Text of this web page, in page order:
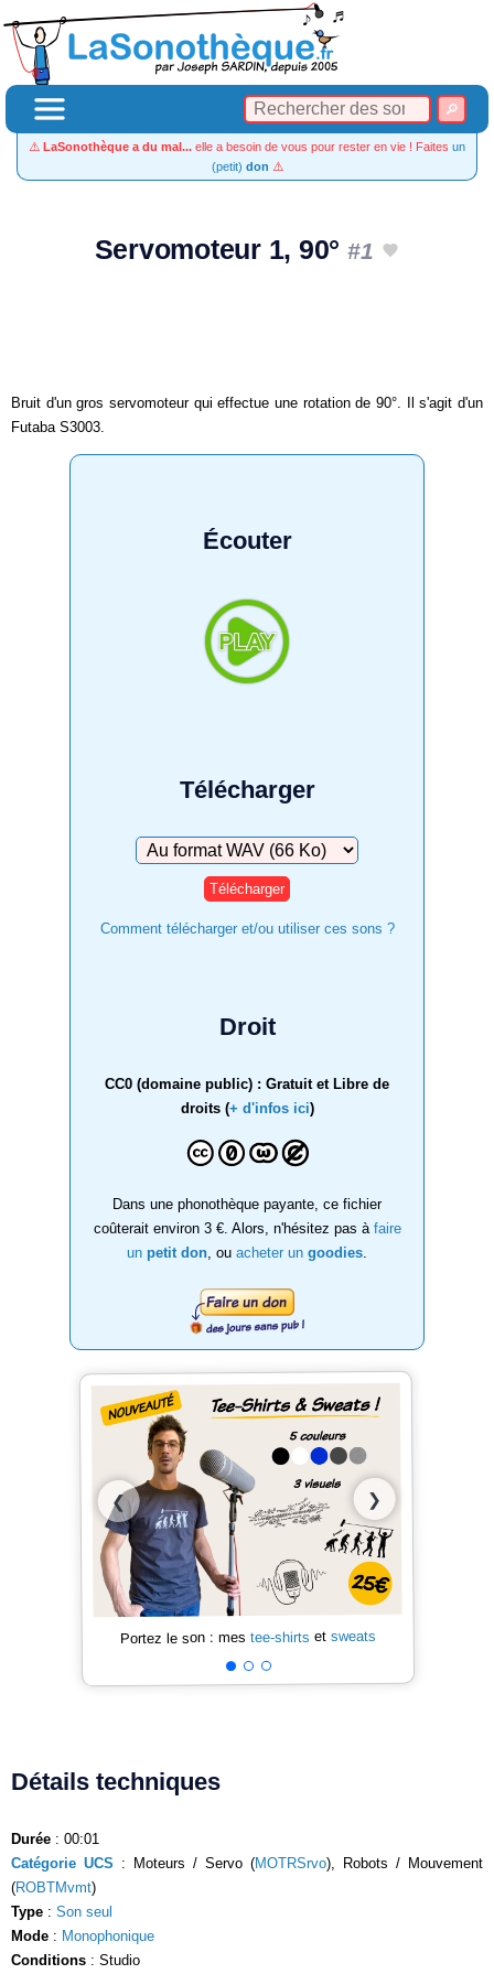
⚠️ LaSonothèque a du mal... elle a besoin de vous pour rester en vie ! Faites un
(petit) don ⚠️
Servomoteur 1, 90° #1
Bruit d'un gros servomoteur qui effectue une rotation de 90°. Il s'agit d'un
Futaba S3003.
Écouter
Télécharger
Télécharger
Comment télécharger et/ou utiliser ces sons ?
Droit
CC0 (domaine public) : Gratuit et Libre de
droits (+ d'infos ici)
Dans une phonothèque payante, ce fichier
coûterait environ 3 €. Alors, n'hésitez pas à faire
un petit don , ou acheter un goodies
❮ ❯
Portez le son : mes tee-shirts et sweats
Détails techniques
Durée : 00:01
Catégorie UCS : Moteurs / Servo (MOTRSrvo), Robots / Mouvement
(ROBTMvmt)
Type : Son seul
Mode : Monophonique
Conditions : Studio